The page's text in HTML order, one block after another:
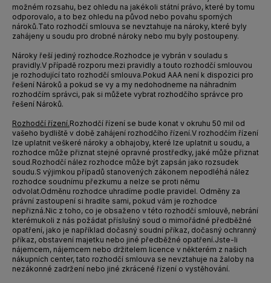
možném rozsahu, bez ohledu na jakékoli státní právo, které by tomu
odporovalo, a to bez ohledu na původ nebo povahu sporných
nároků.Tato rozhodčí smlouva se nevztahuje na nároky, které byly
zahájeny u soudu pro drobné nároky nebo mu byly postoupeny.
Nároky řeší jediný rozhodce.Rozhodce je vybrán v souladu s
pravidly.V případě rozporu mezi pravidly a touto rozhodčí smlouvou
je rozhodující tato rozhodčí smlouva.Pokud AAA není k dispozici pro
řešení Nároků a pokud se vy a my nedohodneme na náhradním
rozhodčím správci, pak si můžete vybrat rozhodčího správce pro
řešení Nároků.
Rozhodčí řízení.Rozhodčí řízení se bude konat v okruhu 50 mil od
vašeho bydliště v době zahájení rozhodčího řízení.V rozhodčím řízení
lze uplatnit veškeré nároky a obhajoby, které lze uplatnit u soudu, a
rozhodce může přiznat stejné opravné prostředky, jaké může přiznat
soud.Rozhodčí nález rozhodce může být zapsán jako rozsudek
soudu.S výjimkou případů stanovených zákonem nepodléhá nález
rozhodce soudnímu přezkumu a nelze se proti němu
odvolat.Odměnu rozhodce uhradíme podle pravidel. Odměny za
právní zastoupení si hradíte sami, pokud vám je rozhodce
nepřizná.Nic z toho, co je obsaženo v této rozhodčí smlouvě, nebrání
kterémukoli z nás požádat příslušný soud o mimořádné předběžné
opatření, jako je například dočasný soudní příkaz, dočasný ochranný
příkaz, obstavení majetku nebo jiné předběžné opatření.Jste-li
nájemcem, nájemcem nebo držitelem licence v některém z našich
nákupních center, tato rozhodčí smlouva se nevztahuje na žaloby na
nezákonné zadržení nebo jiné zkrácené řízení o vystěhování.